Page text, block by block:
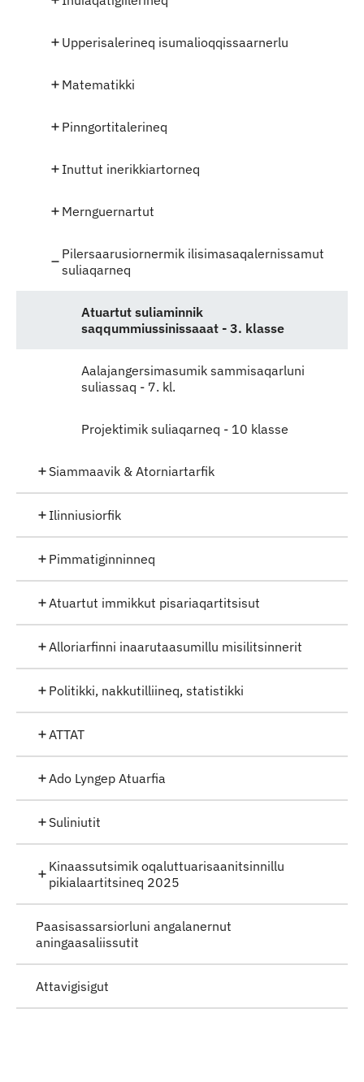
Upperisalerineq isumalioqqissaarnerlu
Matematikki
Pinngortitalerineq
Inuttut inerikkiartorneq
Mernguernartut
Pilersaarusiornermik ilisimasaqalernissamut
suliaqarneq
Atuartut suliaminnik
saqqummiussinissaaat - 3. klasse
Aalajangersimasumik sammisaqarluni
suliassaq - 7. kl.
Projektimik suliaqarneq - 10 klasse
Siammaavik & Atorniartarfik
Ilinniusiorfik
Pimmatiginninneq
Atuartut immikkut pisariaqartitsisut
Alloriarfinni inaarutaasumillu misilitsinnerit
Politikki, nakkutilliineq, statistikki
ATTAT
Ado Lyngep Atuarfia
Suliniutit
Kinaassutsimik oqaluttuarisaanitsinnillu
pikialaartitsineq 2025
Paasisassarsiorluni angalanernut
aningaasaliissutit
Attavigisigut